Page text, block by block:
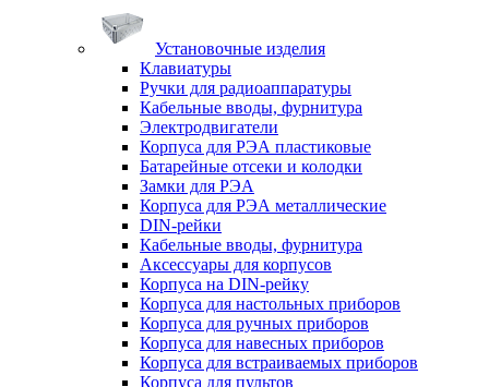
Установочные изделия
Клавиатуры
Ручки для радиоаппаратуры
Кабельные вводы, фурнитура
Электродвигатели
Корпуса для РЭА пластиковые
Батарейные отсеки и колодки
Замки для РЭА
Корпуса для РЭА металлические
DIN-рейки
Кабельные вводы, фурнитура
Аксессуары для корпусов
Корпуса на DIN-рейку
Корпуса для настольных приборов
Корпуса для ручных приборов
Корпуса для навесных приборов
Корпуса для встраиваемых приборов
Корпуса для пультов